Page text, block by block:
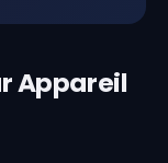
Appareil